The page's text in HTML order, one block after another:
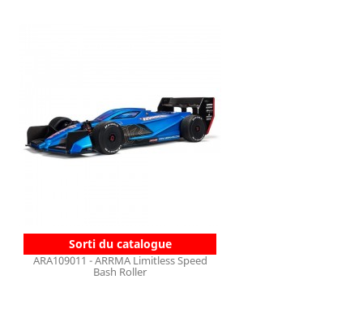
Sorti du catalogue
ARA109011 - ARRMA Limitless Speed
Bash Roller